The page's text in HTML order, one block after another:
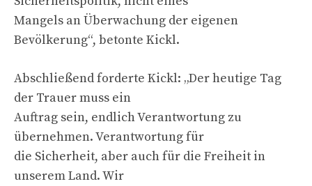
Mangels an Überwachung der eigenen
Bevölkerung“, betonte Kickl.
Abschließend forderte Kickl: „Der heutige Tag
der Trauer muss ein
Auftrag sein, endlich Verantwortung zu
übernehmen. Verantwortung für
die Sicherheit, aber auch für die Freiheit in
unserem Land. Wir